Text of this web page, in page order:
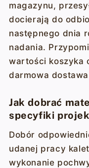
magazynu,
docierają do
następnego dnia
nadania.
wartości koszyka
darmowa
Jak dobrać
specyfiki
Dobór
udanej pracy
wykonanie